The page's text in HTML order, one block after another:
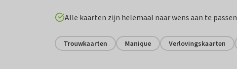
Alle kaarten zijn helemaal naar wens aan te passen
Trouwkaarten Manique Verlovingskaarten